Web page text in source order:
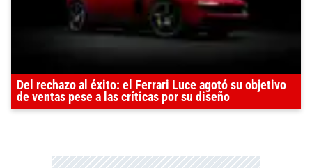
Del rechazo al éxito: el Ferrari Luce agotó su objetivo
de ventas pese a las críticas por su diseño